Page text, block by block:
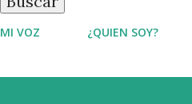
MI VOZ ¿QUIEN SOY?